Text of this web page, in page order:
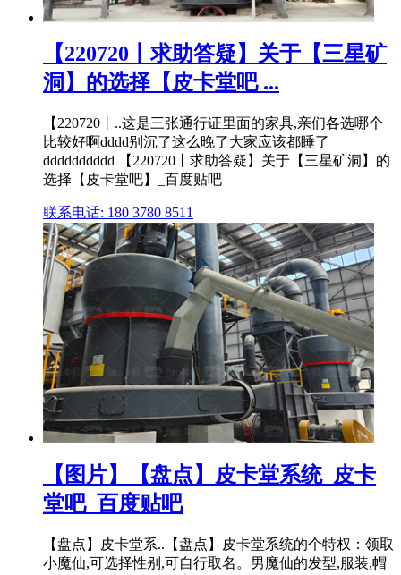
【220720丨求助答疑】关于【三星矿
洞】的选择【皮卡堂吧 ...
【220720丨..这是三张通行证里面的家具,亲们各选哪个
比较好啊dddd别沉了这么晚了大家应该都睡了
dddddddddd 【220720丨求助答疑】关于【三星矿洞】的
选择【皮卡堂吧】_百度贴吧
联系电话: 180 3780 8511
【图片】【盘点】皮卡堂系统_皮卡
堂吧_百度贴吧
【盘点】皮卡堂系..【盘点】皮卡堂系统的个特权：领取
小魔仙,可选择性别,可自行取名。男魔仙的发型,服装,帽